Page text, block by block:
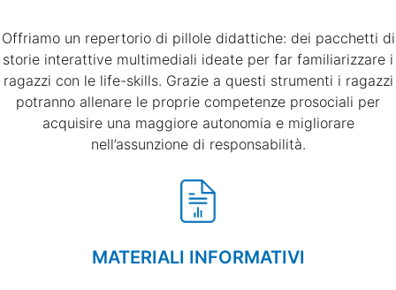
Offriamo un repertorio di pillole didattiche: dei pacchetti di
storie interattive multimediali ideate per far familiarizzare i
ragazzi con le life-skills. Grazie a questi strumenti i ragazzi
potranno allenare le proprie competenze prosociali per
acquisire una maggiore autonomia e migliorare
nell’assunzione di responsabilità.
MATERIALI INFORMATIVI